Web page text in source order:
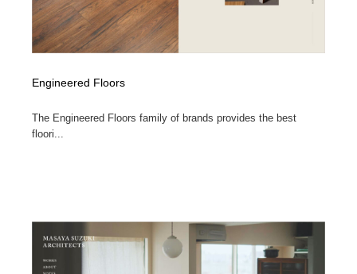
Engineered Floors
The Engineered Floors family of brands provides the best
floori...